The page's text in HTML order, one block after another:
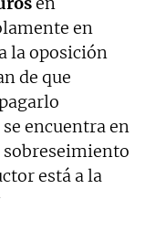
en
la oposición
de que
encuentra en
sobreseimiento
está a la